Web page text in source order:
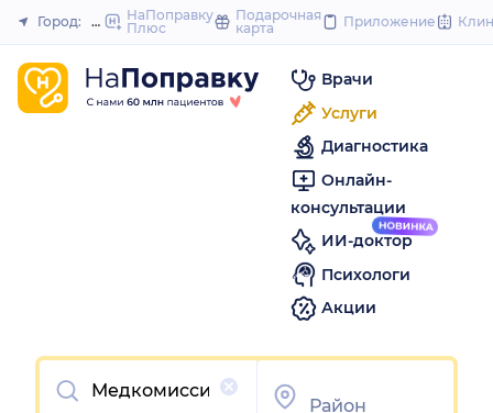
to
Закрыть
Город: ИркутскНаПоправку
Плюс
Подарочная
карта
Приложение
Врачи
Услуги
Диагностика
Онлайн-
консультации
ИИ-доктор
Психологи
Акции
Очистить